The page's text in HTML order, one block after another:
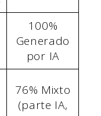
100%
Generado
por IA
76% Mixto
(parte IA,